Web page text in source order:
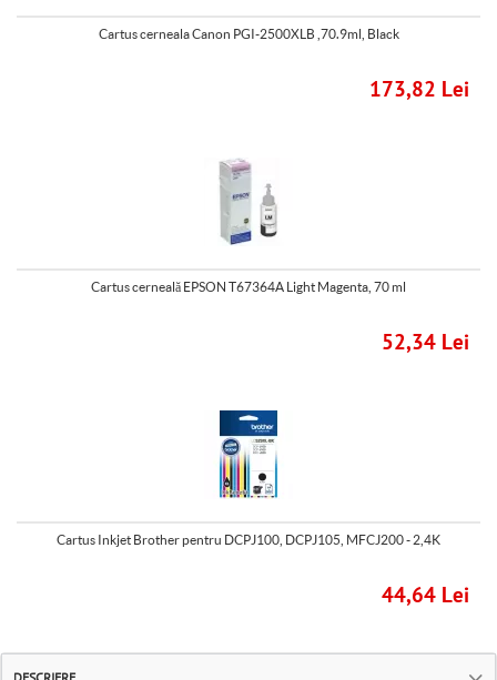
Cartus cerneala Canon PGI-2500XLB ,70.9ml, Black
173,82 Lei
Cartus cerneală EPSON T67364A Light Magenta, 70 ml
52,34 Lei
Cartus Inkjet Brother pentru DCPJ100, DCPJ105, MFCJ200 - 2,4K
44,64 Lei